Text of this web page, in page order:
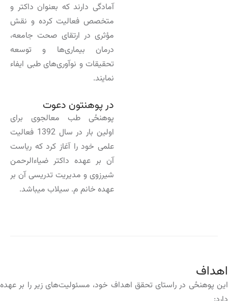
آمادگی دارند که بعنوان داکتر و
متخصص فعالیت کرده و نقش
مؤثری در ارتقای صحت جامعه،
درمان بیماری‌ها و توسعه
تحقیقات و نوآوری‌های طبی ایفاء
نمایند.
در پوهنتون دعوت
پوهنځی طب معالجوی برای
اولین بار در سال 1392 فعالیت
علمی خود را آغاز کرد که ریاست
آن بر عهده داکتر ضیاءالرحمن
شیرزوی و مدیریت تدریسی آن بر
عهده خانم م. سیلاب میباشد.
اهداف
این پوهنځی در راستای تحقق اهداف خود، مسئولیت‌های زیر را بر عهده